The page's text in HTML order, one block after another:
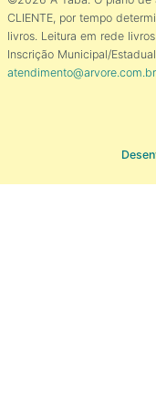
CLIENTE, por tempo
livros. Leitura em rede
Inscrição Municipal/
atendimento@arvore.com.br